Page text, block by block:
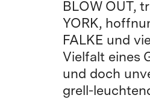
BLOW OUT,
YORK,
FALKE und
Vielfalt eines
und doch
grell-